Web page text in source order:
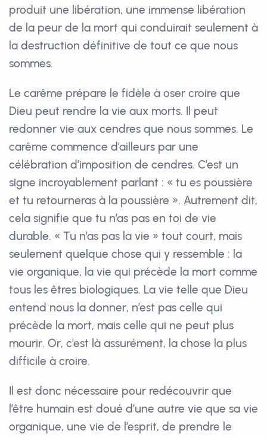
produit une libération, une immense libération
de la peur de la mort qui conduirait seulement à
la destruction définitive de tout ce que nous
sommes.
Le carême prépare le fidèle à oser croire que
Dieu peut rendre la vie aux morts. Il peut
redonner vie aux cendres que nous sommes. Le
carême commence d’ailleurs par une
célébration d’imposition de cendres. C’est un
signe incroyablement parlant : « tu es poussière
et tu retourneras à la poussière ». Autrement dit,
cela signifie que tu n’as pas en toi de vie
durable. « Tu n’as pas la vie » tout court, mais
seulement quelque chose qui y ressemble : la
vie organique, la vie qui précède la mort comme
tous les êtres biologiques. La vie telle que Dieu
entend nous la donner, n’est pas celle qui
précède la mort, mais celle qui ne peut plus
mourir. Or, c’est là assurément, la chose la plus
difficile à croire.
Il est donc nécessaire pour redécouvrir que
l’être humain est doué d’une autre vie que sa vie
organique, une vie de l’esprit, de prendre le